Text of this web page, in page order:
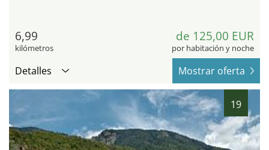
6,99
kilómetros
de 125,00 EUR
por habitación y noche
Detalles Mostrar oferta
19